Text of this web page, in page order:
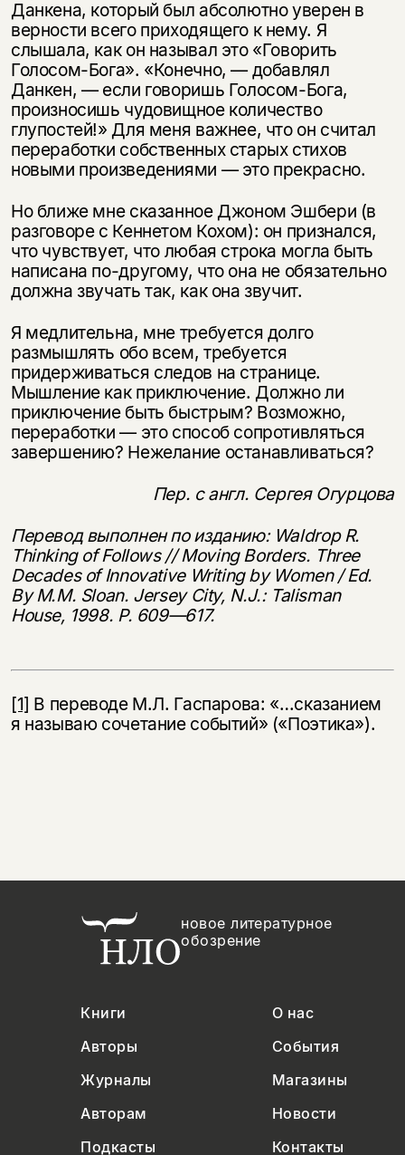
Данкена, который был абсолютно уверен в
верности всего приходящего к нему. Я
слышала, как он называл это «Говорить
Голосом-Бога». «Конечно, — добавлял
Данкен, — если говоришь Голосом-Бога,
произносишь чудовищное количество
глупостей!» Для меня важнее, что он считал
переработки собственных старых стихов
новыми произведениями — это прекрасно.
Но ближе мне сказанное Джоном Эшбери (в
разговоре с Кеннетом Кохом): он признался,
что чувствует, что любая строка могла быть
написана по-другому, что она не обязательно
должна звучать так, как она звучит.
Я медлительна, мне требуется долго
размышлять обо всем, требуется
придерживаться следов на странице.
Мышление как приключение. Должно ли
приключение быть быстрым? Возможно,
переработки — это способ сопротивляться
завершению? Нежелание останавливаться?
Пер. с англ. Сергея Огурцова
Перевод выполнен по изданию: Waldrop R.
Thinking of Follows // Moving Borders. Three
Decades of Innovative Writing by Women / Ed.
By M.M. Sloan. Jersey City, N.J.: Talisman
House, 1998. P. 609—617.
[1] В переводе М.Л. Гаспарова: «…сказанием
я называю сочетание событий» («Поэтика»).
новое литературное
обозрение
Книги
О нас
Авторы
События
Журналы
Магазины
Авторам
Новости
Подкасты
Контакты